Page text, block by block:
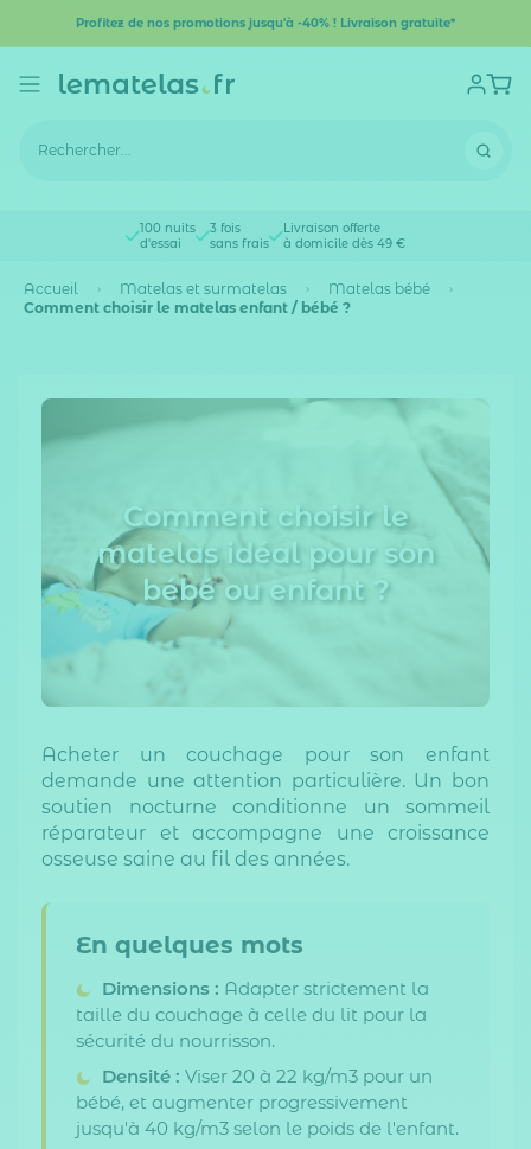
Profitez de nos promotions jusqu'à -40% ! Livraison gratuite*
100 nuits
d'essai
3 fois
sans frais
Livraison offerte
à domicile dès 49 €
Accueil Matelas et surmatelas
Matelas bébé
Comment choisir le matelas enfant / bébé ?
Comment choisir le
matelas idéal pour son
bébé ou enfant ?
Acheter un couchage pour son enfant
demande une attention particulière. Un bon
soutien nocturne conditionne un sommeil
réparateur et accompagne une croissance
osseuse saine au fil des années.
En quelques mots
Dimensions : Adapter strictement la
taille du couchage à celle du lit pour la
sécurité du nourrisson.
Densité : Viser 20 à 22 kg/m3 pour un
bébé, et augmenter progressivement
jusqu'à 40 kg/m3 selon le poids de l'enfant.